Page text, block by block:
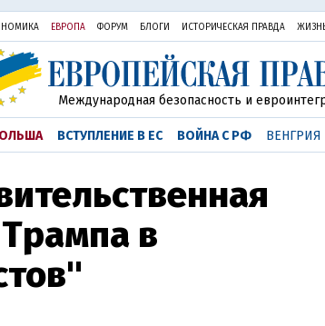
ЕВРОПА ФОРУМ БЛОГИ ИСТОРИЧЕСКАЯ ПРАВДА
Международная безопасность и
ВСТУПЛЕНИЕ В ЕС ВОЙНА С РФ ВЕНГРИЯ
в